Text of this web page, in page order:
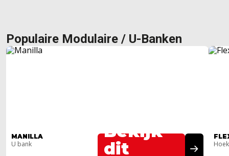
Populaire Modulaire / U-Banken
MANILLA
U bank
Bekijk
dit